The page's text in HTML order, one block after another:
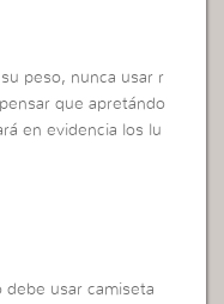
peso, nunca usar r
que apretándo
en evidencia los lu
debe usar camiseta